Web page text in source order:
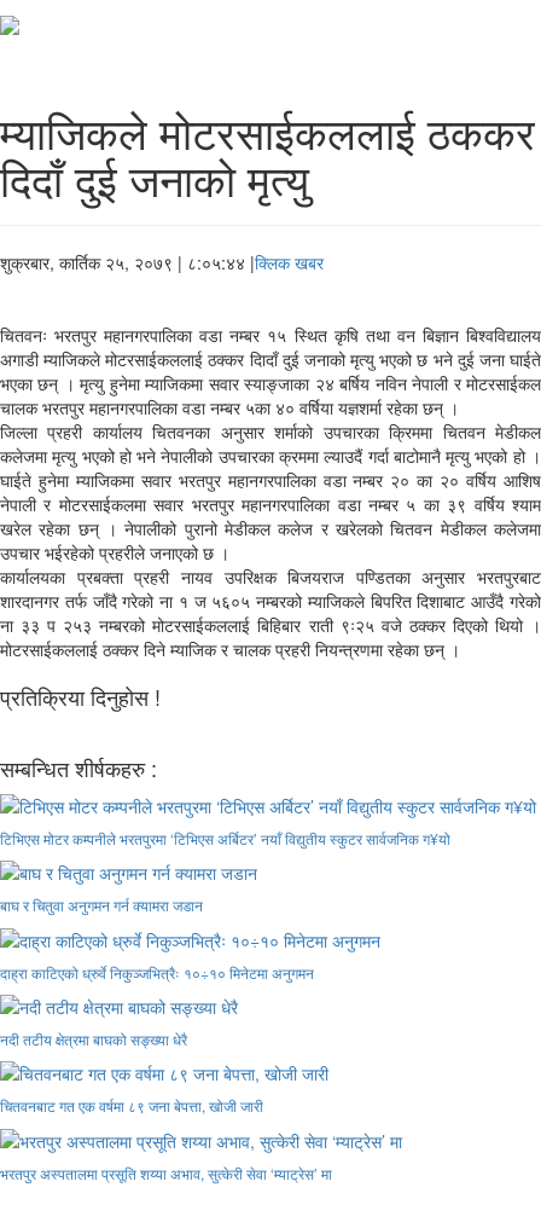
म्याजिकले मोटरसाईकललाई ठककर
दिदाँ दुई जनाको मृत्यु
शुक्रबार, कार्तिक २५, २०७९ | ८:०५:४४ |क्लिक खबर
चितवनः भरतपुर महानगरपालिका वडा नम्बर १५ स्थित कृषि तथा वन बिज्ञान बिश्वविद्यालय
अगाडी म्याजिकले मोटरसाईकललाई ठक्कर दिादाँ दुई जनाको मृत्यु भएको छ भने दुई जना घाईते
भएका छन् । मृत्यु हुनेमा म्याजिकमा सवार स्याङ्जाका २४ बर्षिय नविन नेपाली र मोटरसाईकल
चालक भरतपुर महानगरपालिका वडा नम्बर ५का ४० वर्षिया यज्ञशर्मा रहेका छन् ।
जिल्ला प्रहरी कार्यालय चितवनका अनुसार शर्माको उपचारका क्रिममा चितवन मेडीकल
कलेजमा मृत्यु भएको हो भने नेपालीको उपचारका क्रममा ल्याउदैं गर्दा बाटोमानै मृत्यु भएको हो ।
घाईते हुनेमा म्याजिकमा सवार भरतपुर महानगरपालिका वडा नम्बर २० का २० वर्षिय आशिष
नेपाली र मोटरसाईकलमा सवार भरतपुर महानगरपालिका वडा नम्बर ५ का ३९ वर्षिय श्याम
खरेल रहेका छन् । नेपालीको पुरानो मेडीकल कलेज र खरेलको चितवन मेडीकल कलेजमा
उपचार भईरहेको प्रहरीले जनाएको छ ।
कार्यालयका प्रबक्ता प्रहरी नायव उपरिक्षक बिजयराज पण्डितका अनुसार भरतपुरबाट
शारदानगर तर्फ जाँदै गरेको ना १ ज ५६०५ नम्बरको म्याजिकले बिपरित दिशाबाट आउँदै गरेको
ना ३३ प २५३ नम्बरको मोटरसाईकललाई बिहिबार राती ९ः२५ वजे ठक्कर दिएको थियो ।
मोटरसाईकललाई ठक्कर दिने म्याजिक र चालक प्रहरी नियन्त्रणमा रहेका छन् ।
प्रतिक्रिया दिनुहोस !
सम्बन्धित शीर्षकहरु :
टिभिएस मोटर कम्पनीले भरतपुरमा ‘टिभिएस अर्बिटर’ नयाँ विद्युतीय स्कुटर सार्वजनिक ग¥यो
बाघ र चितुवा अनुगमन गर्न क्यामरा जडान
दाह्रा काटिएको ध्रुर्वे निकुञ्जभित्रैः १०÷१० मिनेटमा अनुगमन
नदी तटीय क्षेत्रमा बाघको सङ्ख्या धेरै
चितवनबाट गत एक वर्षमा ८९ जना बेपत्ता, खोजी जारी
भरतपुर अस्पतालमा प्रसूति शय्या अभाव, सुत्केरी सेवा ‘म्याट्रेस’ मा